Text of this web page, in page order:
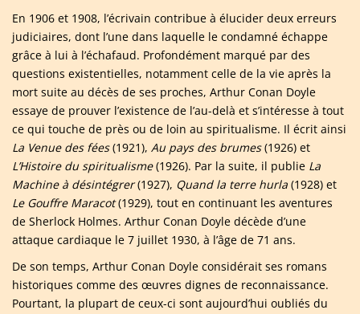
En 1906 et 1908, l’écrivain contribue à élucider deux erreurs
judiciaires, dont l’une dans laquelle le condamné échappe
grâce à lui à l’échafaud. Profondément marqué par des
questions existentielles, notamment celle de la vie après la
mort suite au décès de ses proches, Arthur Conan Doyle
essaye de prouver l’existence de l’au-delà et s’intéresse à tout
ce qui touche de près ou de loin au spiritualisme. Il écrit ainsi
La Venue des fées(1921), Au pays des brumes(1926) et
L’Histoire du spiritualisme(1926). Par la suite, il publie La
Machine à désintégrer(1927), Quand la terre hurla (1928) et
Le Gouffre Maracot(1929), tout en continuant les aventures
de Sherlock Holmes. Arthur Conan Doyle décède d’une
attaque cardiaque le 7 juillet 1930, à l’âge de 71 ans.
De son temps, Arthur Conan Doyle considérait ses romans
historiques comme des œuvres dignes de reconnaissance.
Pourtant, la plupart de ceux-ci sont aujourd’hui oubliés du